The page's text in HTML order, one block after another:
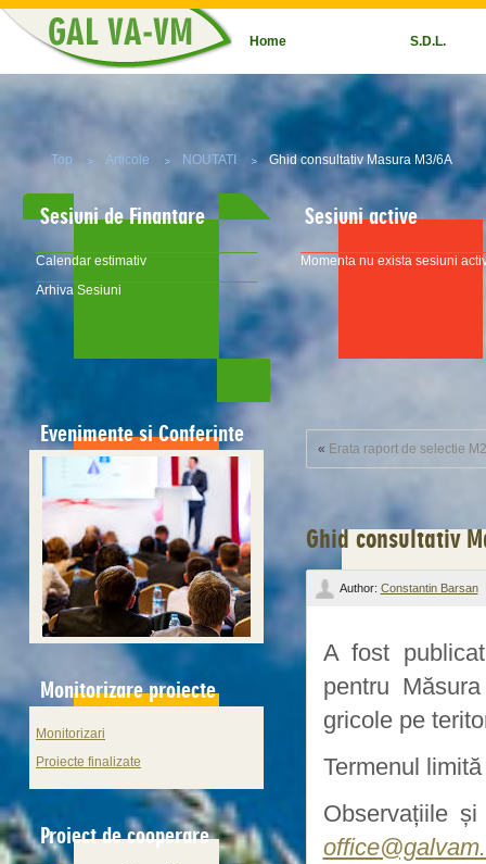
Home S.D.L.
Top Articole NOUTATI Ghid consultativ Masura M3/6A
Sesiuni de Finantare
Calendar estimativ
Arhiva Sesiuni
Sesiuni active
Momenta nu exista sesiuni
« Erata raport de selectie
Ghid consultativ
Author: Constantin Barsan
A fost
pentru
gricole pe
Termenul
Observațiile
Evenimente si Conferinte
Monitorizare proiecte
Monitorizari
Proiecte finalizate
Proiect de cooperare